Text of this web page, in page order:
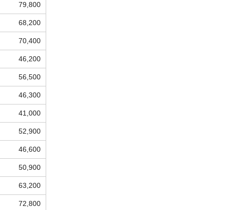
79,800
68,200
70,400
46,200
56,500
46,300
41,000
52,900
46,600
50,900
63,200
72,800